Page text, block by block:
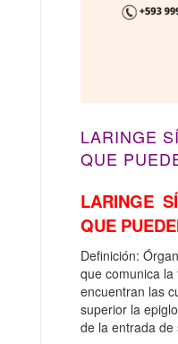
LARINGE
QUE
LARINGE
QUE
Definición:
que comunica
encuentran las
superior la
de la entrada de